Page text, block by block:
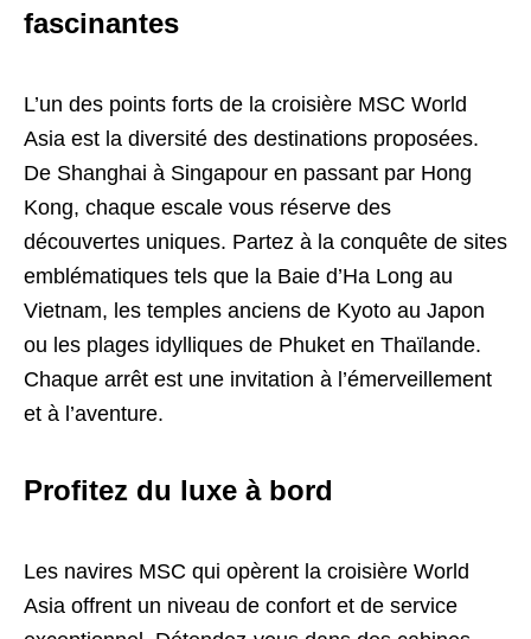
fascinantes
L’un des points forts de la croisière MSC World
Asia est la diversité des destinations proposées.
De Shanghai à Singapour en passant par Hong
Kong, chaque escale vous réserve des
découvertes uniques. Partez à la conquête de sites
emblématiques tels que la Baie d’Ha Long au
Vietnam, les temples anciens de Kyoto au Japon
ou les plages idylliques de Phuket en Thaïlande.
Chaque arrêt est une invitation à l’émerveillement
et à l’aventure.
Profitez du luxe à bord
Les navires MSC qui opèrent la croisière World
Asia offrent un niveau de confort et de service